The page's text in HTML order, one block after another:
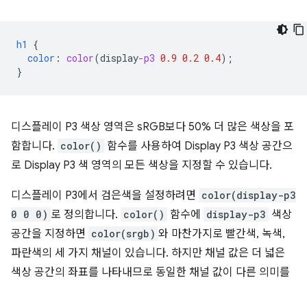
h1
{
color : color(display-p3 0.9 0.2 0.4);
}
디스플레이 P3 색상 영역은 sRGB보다 50% 더 많은 색상을 포
함합니다. color() 함수를 사용하여 Display P3 색상 공간으
로 Display P3 색 영역의 모든 색상을 지정할 수 있습니다.
디스플레이 P3에서 검은색을 설정하려면 color(display-p3
0 0 0) 로 정의합니다. color() 함수에 display-p3 색상
공간을 지정하면 color(srgb) 와 마찬가지로 빨간색, 녹색,
파란색의 세 가지 채널이 있습니다. 하지만 채널 값은 더 넓은
색상 공간의 좌표를 나타내므로 동일한 채널 값이 다른 의미를